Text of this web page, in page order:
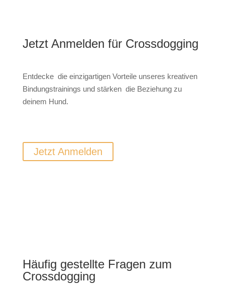
Jetzt Anmelden für Crossdogging
Entdecke die einzigartigen Vorteile unseres kreativen
Bindungstrainings und stärken die Beziehung zu
deinem Hund.
Jetzt Anmelden
Häufig gestellte Fragen zum
Crossdogging